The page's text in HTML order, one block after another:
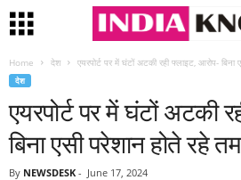
Home देश एयरपोर्ट पर में घंटों अटकी रही फ्लाइट, आरोप- बिना
देश
एयरपोर्ट पर में घंटों अटकी
बिना एसी परेशान होते रहे
By NEWSDESK - June 17, 2024